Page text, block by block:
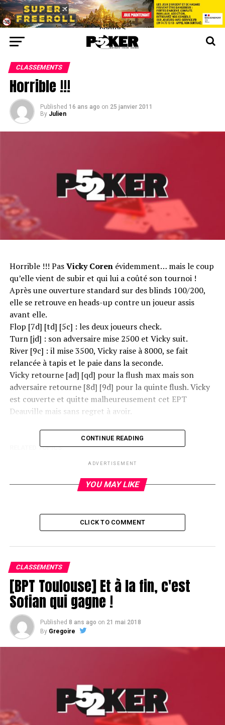
center>
CLASSEMENTS
Horrible !!!
Published 16 ans ago on 25 janvier 2011
By Julien
Horrible !!! PasVicky Corenévidemment… mais le coup
qu’elle vient de subir et qui lui a coûté son tournoi !
Après une ouverture standard sur des blinds 100/200,
elle se retrouve en heads-up contre un joueur assis
avant elle.
Flop [7d] [td] [5c] : les deux joueurs check.
Turn [jd] : son adversaire mise 2500 et Vicky suit.
River [9c] : il mise 3500, Vicky raise à 8000, se fait
relancée à tapis et le paie dans la seconde.
Vicky retourne [ad] [qd] pour la flush max mais son
adversaire retourne [8d] [9d] pour la quinte flush. Vicky
est couverte et quitte malheureusement cet EPT
Deauville mais sans regret à avoir.
RELATED TOPICS:
CONTINUE READING
ADVERTISEMENT
YOU MAY LIKE
CLICK TO COMMENT
CLASSEMENTS
[BPT Toulouse] Et à la fin, c'est
Sofian qui gagne !
Published 8 ans ago on 21 mai 2018
By Gregoire